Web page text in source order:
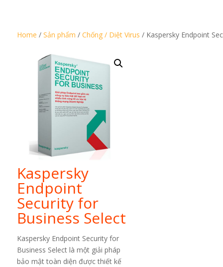
Home / Sản phẩm / Chống / Diệt Virus / Kaspersky Endpoint
Kaspersky
Endpoint
Security for
Business Select
Kaspersky Endpoint Security for
Business Select là một giải pháp
bảo mật toàn diện được thiết kế